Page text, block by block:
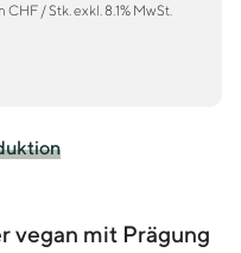
/ Stk. exkl. 8.1% MwSt.
vegan mit Prägung